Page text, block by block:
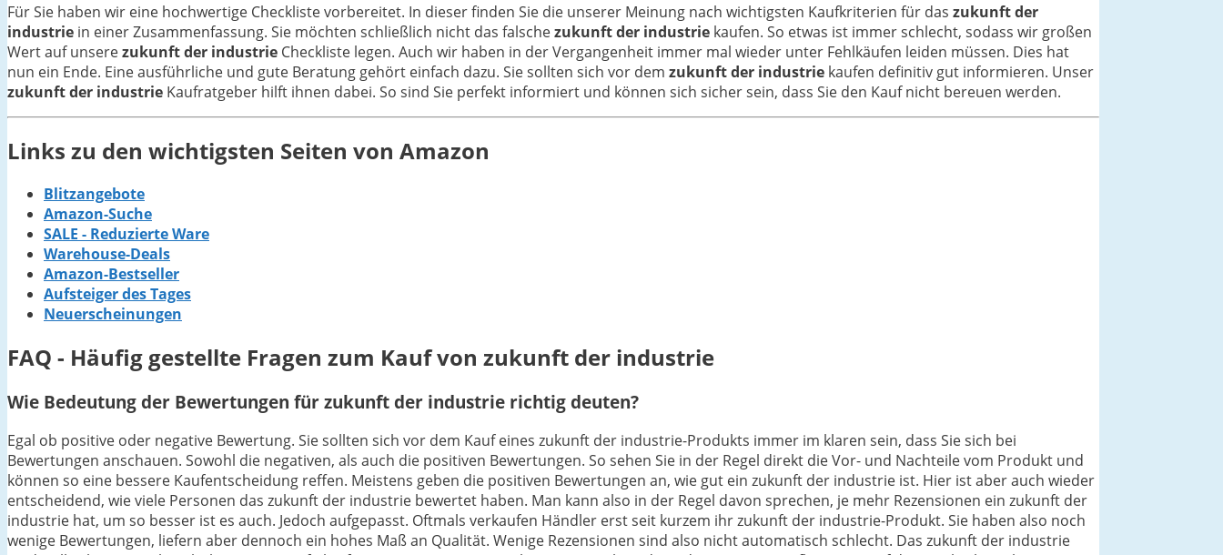
Für Sie haben wir eine hochwertige Checkliste vorbereitet. In dieser finden Sie die unserer Meinung nach wichtigsten Kaufkriterien für das zukunft der
industrie in einer Zusammenfassung. Sie möchten schließlich nicht das falschezukunft der industrie kaufen. So etwas ist immer schlecht, sodass wir großen
Wert auf unserezukunft der industrie Checkliste legen. Auch wir haben in der Vergangenheit immer mal wieder unter Fehlkäufen leiden müssen. Dies hat
nun ein Ende. Eine ausführliche und gute Beratung gehört einfach dazu. Sie sollten sich vor dem zukunft der industrie kaufen definitiv gut informieren. Unser
zukunft der industrie Kaufratgeber hilft ihnen dabei. So sind Sie perfekt informiert und können sich sicher sein, dass Sie den Kauf nicht bereuen werden.
Links zu den wichtigsten Seiten von Amazon
Blitzangebote
Amazon-Suche
SALE - Reduzierte Ware
Warehouse-Deals
Amazon-Bestseller
Aufsteiger des Tages
Neuerscheinungen
FAQ - Häufig gestellte Fragen zum Kauf von zukunft der industrie
Wie Bedeutung der Bewertungen für zukunft der industrie richtig deuten?
Egal ob positive oder negative Bewertung. Sie sollten sich vor dem Kauf eines zukunft der industrie-Produkts immer im klaren sein, dass Sie sich bei
Bewertungen anschauen. Sowohl die negativen, als auch die positiven Bewertungen. So sehen Sie in der Regel direkt die Vor- und Nachteile vom Produkt und
können so eine bessere Kaufentscheidung reffen. Meistens geben die positiven Bewertungen an, wie gut ein zukunft der industrie ist. Hier ist aber auch wieder
entscheidend, wie viele Personen das zukunft der industrie bewertet haben. Man kann also in der Regel davon sprechen, je mehr Rezensionen ein zukunft der
industrie hat, um so besser ist es auch. Jedoch aufgepasst. Oftmals verkaufen Händler erst seit kurzem ihr zukunft der industrie-Produkt. Sie haben also noch
wenige Bewertungen, liefern aber dennoch ein hohes Maß an Qualität. Wenige Rezensionen sind also nicht automatisch schlecht. Das zukunft der industrie